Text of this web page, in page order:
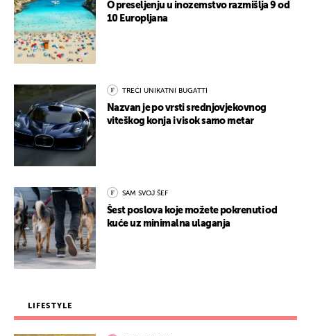
O preseljenju u inozemstvo razmišlja 9 od
10 Europljana
TREĆI UNIKATNI BUGATTI
Nazvan je po vrsti srednjovjekovnog
viteškog konja i visok samo metar
SAM SVOJ ŠEF
Šest poslova koje možete pokrenuti od
kuće uz minimalna ulaganja
LIFESTYLE